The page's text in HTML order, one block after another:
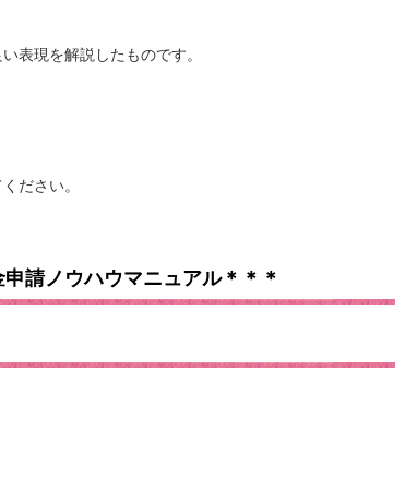
表現を解説したものです。
ださい。
請ノウハウマニュアル＊＊＊